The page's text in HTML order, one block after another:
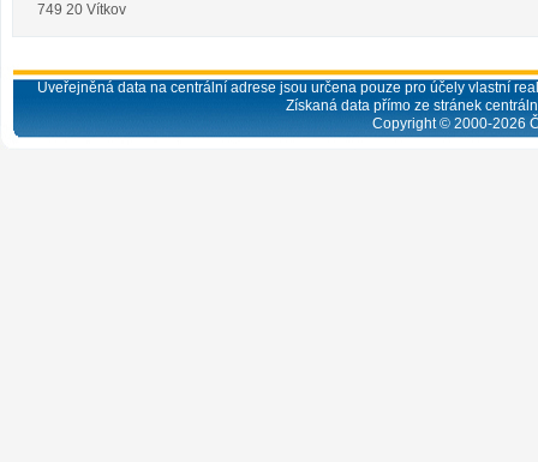
749 20 Vítkov
Uveřejněná data na centrální adrese jsou určena pouze pro účely vlastní
Získaná data přímo ze stránek
Copyright © 2000-2026